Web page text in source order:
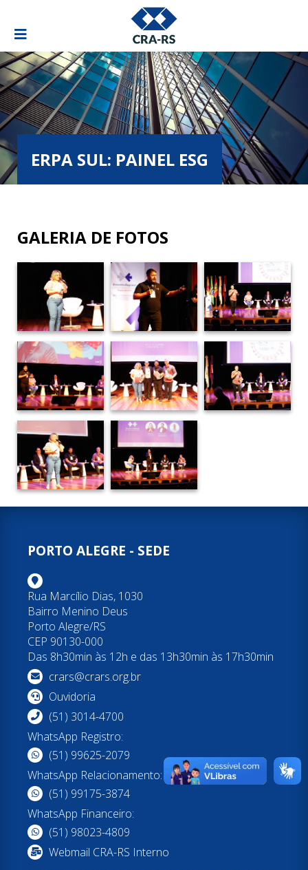
ERPA SUL: PAINEL ESG
GALERIA DE FOTOS
PORTO ALEGRE - SEDE
Rua Marcílio Dias, 1030
Bairro Menino Deus
Porto Alegre/RS
CEP 90130-000
Das 8h30min às 12h e das 13h30min às 17h30min
crars@crars.org.br
Ouvidoria
(51) 3014-4700
WhatsApp Registro:
(51) 99625-2079
WhatsApp Relacionamento:
(51) 99175-3874
WhatsApp Financeiro:
(51) 98023-4809
Webmail CRA-RS Interno